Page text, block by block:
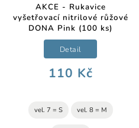
AKCE - Rukavice
vyšetřovací nitrilové růžové
DONA Pink (100 ks)
110 Kč
Detail
vel. 7 = S vel. 8 = M